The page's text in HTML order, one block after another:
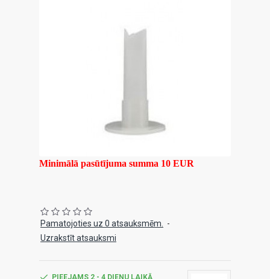
Minimālā pasūtījuma summa 10 EUR
Pamatojoties uz 0 atsauksmēm.
-
Uzrakstīt atsauksmi
PIEEJAMS 2 - 4 DIENU LAIKĀ